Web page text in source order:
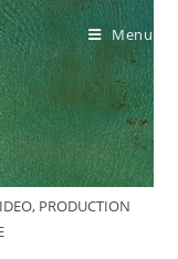
Menu
PRODUCTION